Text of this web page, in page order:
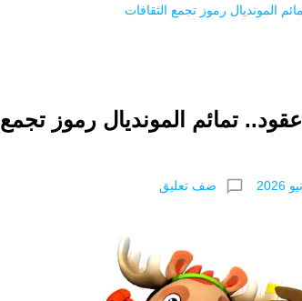
كأس العالم 2026| على مدى 6 عقود.. تمائم المونديال رموز تجمع
chat_bubble_outline ضف تعليق